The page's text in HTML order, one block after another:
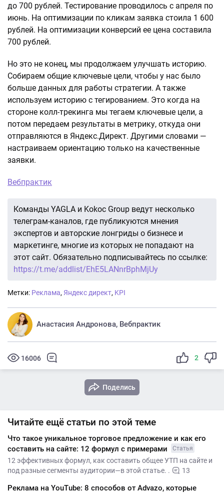
до 700 рублей. Тестирование проводилось с апреля по
июнь. На оптимизации по кликам заявка стоила 1 600
рублей. На оптимизации конверсий ее цена составила
700 рублей.
Но это не конец, мы продолжаем улучшать историю.
Собираем общие ключевые цели, чтобы у нас было
больше данных для работы стратегии. А также
используем историю с тегированием. Это когда на
стороне колл-трекинга мы тегаем ключевые цели, а
потом передаем результаты в метрику, откуда они
отправляются в Яндекс.Директ. Другими словами —
настраиваем ориентацию только на качественные
заявки.
Вебпрактик
Команды YAGLA и Kokoc Group ведут несколько
телеграм-каналов, где публикуются мнения
экспертов и авторские лонгриды о бизнесе и
маркетинге, многие из которых не попадают на
этот сайт. Обязательно подписывайтесь по ссылке:
https://t.me/addlist/EhE5LANnrBphMjUy
Метки: Реклама, Яндекс директ, KPI
Анастасия Андронова, Вебпрактик
16006 2
Поделись
Читайте ещё статьи по этой теме
Что такое уникальное торговое предложение и как его
составить на сайте: 12 формул с примерами
Статья
12 эффективных формул, как составить общее УТП на сайте и
под разные сегменты аудитории—в этой статье. .
13
Реклама на YouTube: 8 способов от Advazo, которые